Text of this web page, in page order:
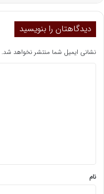
دیدگاهتان را بنویسید
نشانی ایمیل شما منتشر نخواهد شد.
نام